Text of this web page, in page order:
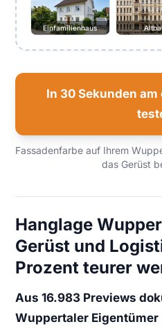
Einfamilienhaus
In 30 Sekunden
Fassadenfarbe auf Ihrem
das Gerüst
Hanglage
Gerüst und
Prozent teurer
Aus 16.983 Previews
Wuppertaler Eigentümer